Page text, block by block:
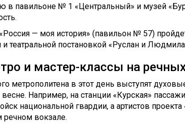
в павильоне № 1 «Центральный» и музей
— моя история» (павильон № 57)
и театральной постановкой «Руслан и
и мастер-классы на
метрополитена в этот день выступят
Например, на станции «Курская»
национальной гвардии, а артистов
вокзале.